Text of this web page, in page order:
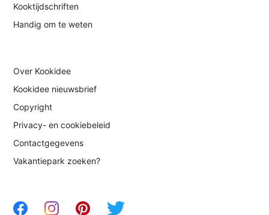
Kooktijdschriften
Handig om te weten
Over Kookidee
Kookidee nieuwsbrief
Copyright
Privacy- en cookiebeleid
Contactgegevens
Vakantiepark zoeken?